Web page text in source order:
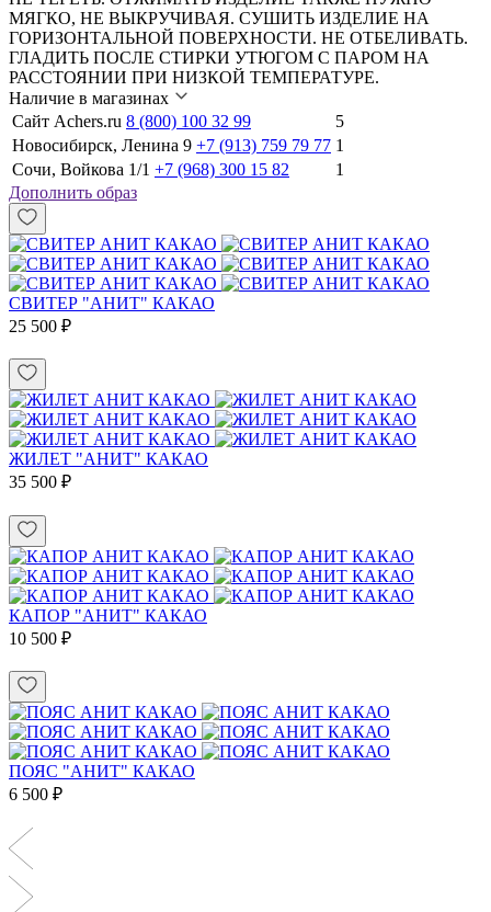
МЯГКО, НЕ ВЫКРУЧИВАЯ. СУШИТЬ ИЗДЕЛИЕ НА
ГОРИЗОНТАЛЬНОЙ ПОВЕРХНОСТИ. НЕ ОТБЕЛИВАТЬ.
ГЛАДИТЬ ПОСЛЕ СТИРКИ УТЮГОМ С ПАРОМ НА
РАССТОЯНИИ ПРИ НИЗКОЙ ТЕМПЕРАТУРЕ.
Наличие в магазинах
Сайт Achers.ru 8 (800) 100 32 99
5
Новосибирск, Ленина 9 +7 (913) 759 79 77 1
Сочи, Войкова 1/1 +7 (968) 300 15 82
1
Дополнить образ
СВИТЕР "АНИТ" КАКАО
25 500 ₽
ЖИЛЕТ "АНИТ" КАКАО
35 500 ₽
КАПОР "АНИТ" КАКАО
10 500 ₽
ПОЯС "АНИТ" КАКАО
6 500 ₽